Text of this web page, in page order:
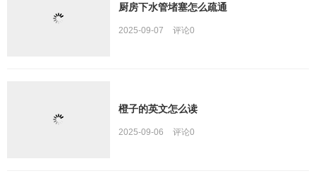
厨房下水管堵塞怎么疏通
2025-09-07 评论0
橙子的英文怎么读
2025-09-06 评论0